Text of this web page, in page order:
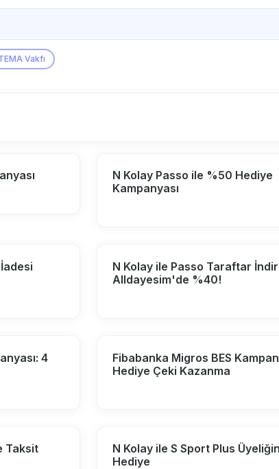
Vakfı
N Kolay Passo ile %50 Hediye
Kampanyası
N Kolay ile Passo Taraftar
Alldayesim'de %40!
4
Fibabanka Migros BES
Hediye Çeki Kazanma
Taksit
N Kolay ile S Sport Plus
Hediye